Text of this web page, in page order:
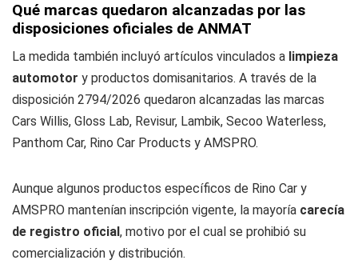
Qué marcas quedaron alcanzadas por las
disposiciones oficiales de ANMAT
La medida también incluyó artículos vinculados a limpieza
automotor y productos domisanitarios. A través de la
disposición 2794/2026 quedaron alcanzadas las marcas
Cars Willis, Gloss Lab, Revisur, Lambik, Secoo Waterless,
Panthom Car, Rino Car Products y AMSPRO.
Aunque algunos productos específicos de Rino Car y
AMSPRO mantenían inscripción vigente, la mayoría carecía
de registro oficial, motivo por el cual se prohibió su
comercialización y distribución.